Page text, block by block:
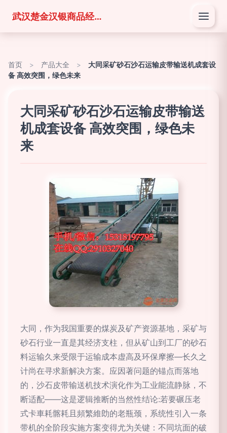
武汉楚金汉银商品经营有限公司
首页 > 产品大全 >
大同采矿砂石沙石运输皮带输送机成套设
备 高效突围，绿色未来
大同采矿砂石沙石运输皮带输送
机成套设备 高效突围，绿色未
来
大同，作为我国重要的煤炭及矿产资源基地，采矿与
砂石行业一直是其经济支柱，但从矿山到工厂的砂石
料运输久来受限于运输成本虚高及环保摩擦—长久之
计尚在寻求新解决方案。应因著问题的锚点而落地
的，沙石皮带输送机技术演化作为工业能流静脉，不
断适配——这是逻辑推断的当然性结论:若要碾压老
式卡車耗髂耗且頻繁維勆的老瓶颈，系统性引入一条
带机的全阶段实施方案变得尤为关键：不同坑面的破